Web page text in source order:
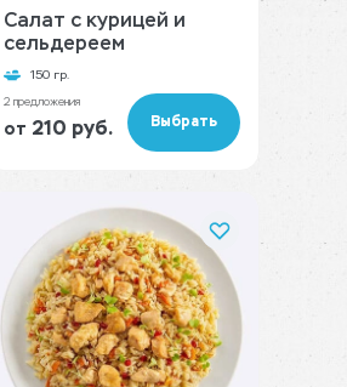
Салат с курицей и
сельдереем
150 гр.
2 предложения
от 210 руб. Выбрать